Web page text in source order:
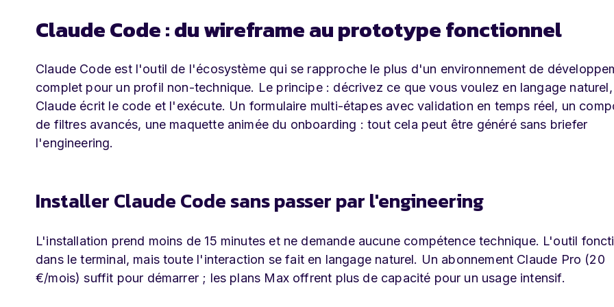
Claude Code : du wireframe au prototype fonctionnel
Claude Code est l'outil de l'écosystème qui se rapproche le plus d'un environnement de
complet pour un profil non-technique. Le principe : décrivez ce que vous voulez en langage naturel,
Claude écrit le code et l'exécute. Un formulaire multi-étapes avec validation en temps réel, un
de filtres avancés, une maquette animée du onboarding : tout cela peut être généré sans briefer
l'engineering.
Installer Claude Code sans passer par l'engineering
L'installation prend moins de 15 minutes et ne demande aucune compétence technique. L'outil
dans le terminal, mais toute l'interaction se fait en langage naturel. Un abonnement Claude Pro (20
€/mois) suffit pour démarrer ; les plans Max offrent plus de capacité pour un usage intensif.